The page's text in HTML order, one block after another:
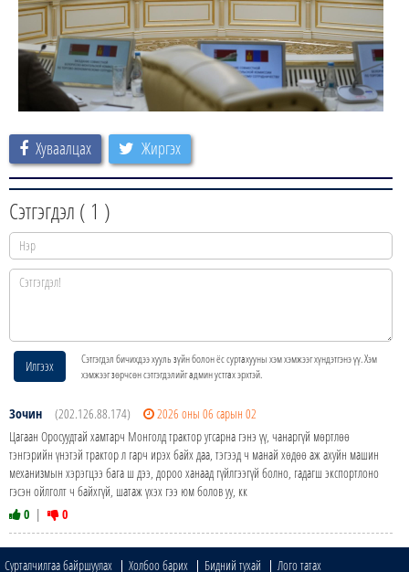
Хуваалцах Жиргэх
Сэтгэгдэл ( 1 )
Илгээх
Сэтгэгдэл бичихдээ хууль зүйн болон ёс суртахууны хэм хэмжээг хүндэтгэнэ үү. Хэм
хэмжээг зөрчсөн сэтгэгдэлийг админ устгах эрхтэй.
Зочин (202.126.88.174)
2026 оны 06 сарын 02
Цагаан Оросуудтай хамтарч Монголд трактор угсарна гэнэ үү, чанаргүй мөртлөө
тэнгэрийн үнэтэй трактор л гарч ирэх байх даа, тэгээд ч манай хөдөө аж ахуйн машин
механизмын хэрэгцээ бага ш дээ, дороо ханаад гүйлгээгүй болно, гадагш экспортлоно
гэсэн ойлголт ч байхгүй, шатаж үхэх гээ юм болов уу, кк
0 | 0
Сурталчилгаа байршуулах Холбоо барих Бидний тухай Лого татах